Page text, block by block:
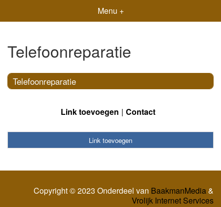
Menu +
Telefoonreparatie
Telefoonreparatie
Link toevoegen Contact
Link toevoegen
Copyright © 2023 Onderdeel van BaakmanMedia&
Vrolijk Internet Services